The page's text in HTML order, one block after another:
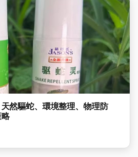
然驅蛇、環境整理、物理防